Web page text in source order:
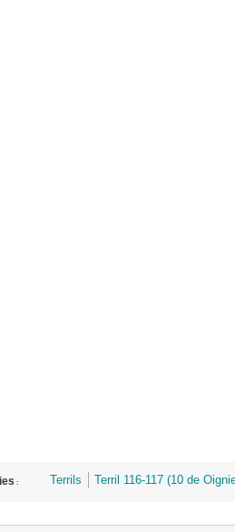
: Terrils Terril 116-117 (10 de